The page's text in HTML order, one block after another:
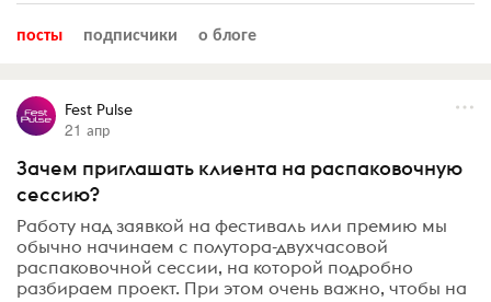
посты подписчики о блоге
Fest Pulse
21 апр
Зачем приглашать клиента на распаковочную
сессию?
Работу над заявкой на фестиваль или премию мы
обычно начинаем с полутора-двухчасовой
распаковочной сессии, на которой подробно
разбираем проект. При этом очень важно, чтобы на